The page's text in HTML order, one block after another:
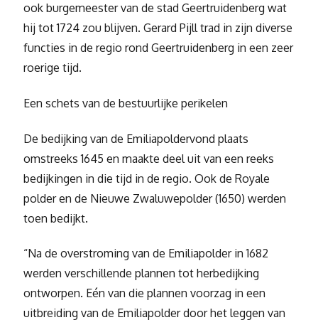
ook burgemeester van de stad Geertruidenberg wat
hij tot 1724 zou blijven. Gerard Pijll trad in zijn diverse
functies in de regio rond Geertruidenberg in een zeer
roerige tijd.
Een schets van de bestuurlijke perikelen
De bedijking van de Emiliapoldervond plaats
omstreeks 1645 en maakte deel uit van een reeks
bedijkingen in die tijd in de regio. Ook de Royale
polder en de Nieuwe Zwaluwepolder (1650) werden
toen bedijkt.
“Na de overstroming van de Emiliapolder in 1682
werden verschillende plannen tot herbedijking
ontworpen. Eén van die plannen voorzag in een
uitbreiding van de Emiliapolder door het leggen van